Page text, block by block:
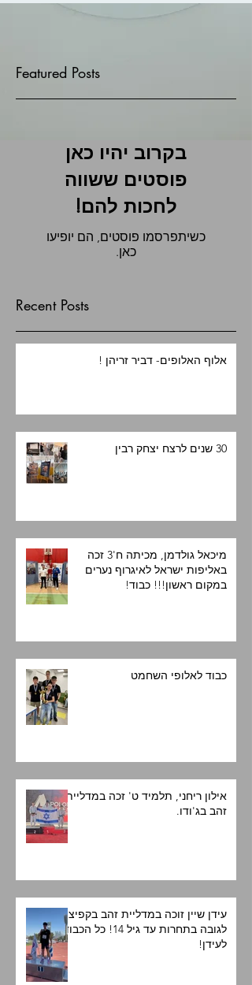
Featured Posts
בקרוב יהיו כאן
פוסטים ששווה
לחכות להם!
כשיתפרסמו פוסטים, הם יופיעו
כאן.
Recent Posts
אלוף האלופים- דביר זריהן !
30 שנים לרצח יצחק רבין
מיכאל גולדמן, מכיתה ח'3 זכה
באליפות ישראל לאיגרוף נערים
במקום ראשון!!! כבוד!
כבוד לאלופי השחמט
אילון ריחני, תלמיד ט' זכה במדליית
זהב בג'ודו.
עידן שיין זוכה במדליית זהב בקפיצה
לגובה בתחרות עד גיל 14! כל הכבוד
לעידן!